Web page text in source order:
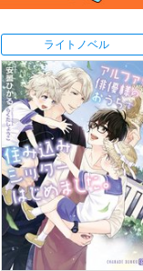
ライトノベル